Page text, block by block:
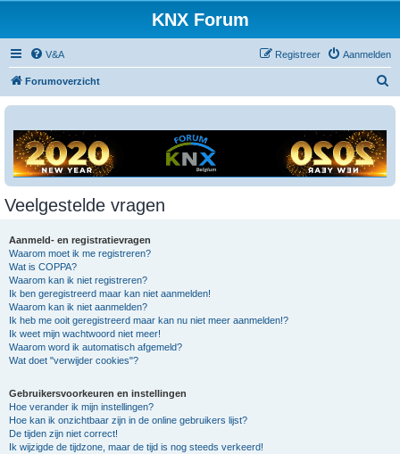
KNX Forum
V&A Aanmelden
Registreer
Forumoverzicht
Veelgestelde vragen
Aanmeld- en registratievragen
Waarom moet ik me registreren?
Wat is COPPA?
Waarom kan ik niet registreren?
Ik ben geregistreerd maar kan niet aanmelden!
Waarom kan ik niet aanmelden?
Ik heb me ooit geregistreerd maar kan nu niet meer aanmelden!?
Ik weet mijn wachtwoord niet meer!
Waarom word ik automatisch afgemeld?
Wat doet "verwijder cookies"?
Gebruikersvoorkeuren en instellingen
Hoe verander ik mijn instellingen?
Hoe kan ik onzichtbaar zijn in de online gebruikers lijst?
De tijden zijn niet correct!
Ik wijzigde de tijdzone, maar de tijd is nog steeds verkeerd!